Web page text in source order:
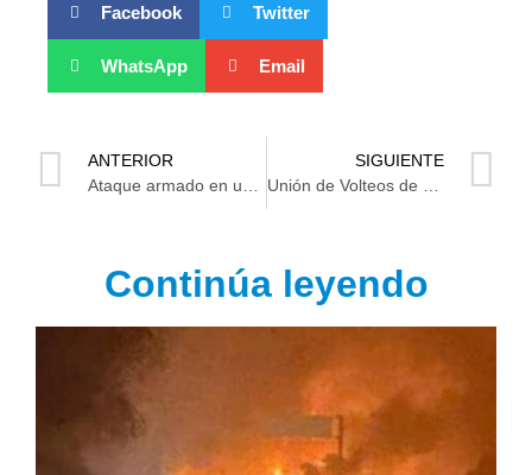
Facebook Twitter
WhatsApp Email
ANTERIOR
SIGUIENTE
Continúa leyendo